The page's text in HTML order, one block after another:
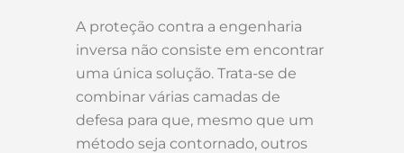
A proteção contra a engenharia
inversa não consiste em encontrar
uma única solução. Trata-se de
combinar várias camadas de
defesa para que, mesmo que um
método seja contornado, outros